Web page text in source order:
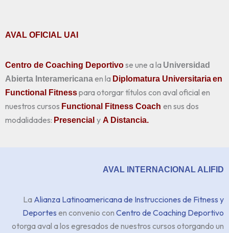
AVAL OFICIAL UAI
Centro de Coaching Deportivose une a la Universidad
Abierta Interamericanaen la Diplomatura Universitariaen
Functional Fitnesspara otorgar títulos con aval oficial en
nuestros cursos Functional Fitness Coach en sus dos
modalidades: Presencial y A Distancia.
AVAL INTERNACIONAL ALIFID
La Alianza Latinoamericana de Instrucciones de Fitness y
Deportes en convenio con Centro de Coaching Deportivo
otorga aval a los egresados de nuestros cursos otorgando un